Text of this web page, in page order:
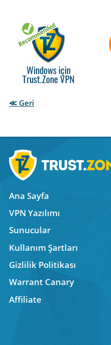
Windows için
Trust.Zone VPN
≪ Geri
Ana Sayfa
VPN Yazılımı
Sunucular
Kullanım Şartları
Gizlilik Politikası
Warrant Canary
Affiliate